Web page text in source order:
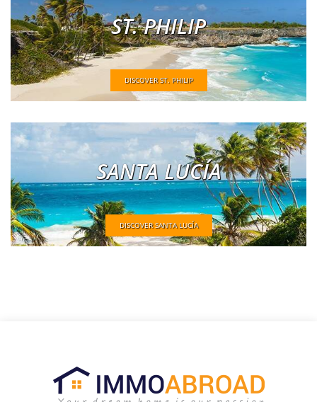
ST. PHILIP
DISCOVER ST. PHILIP
SANTA LUCÍA
DISCOVER SANTA LUCÍA